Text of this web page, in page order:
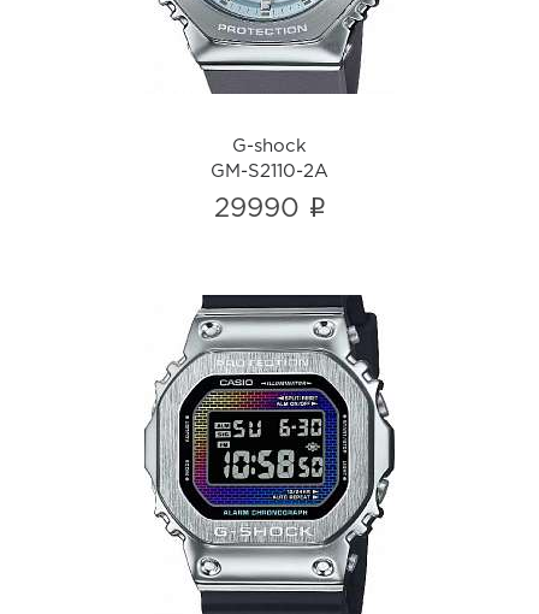
G-shock
GM-S2110-2A
29990 i
G-shock
GM-5600RW-1
i